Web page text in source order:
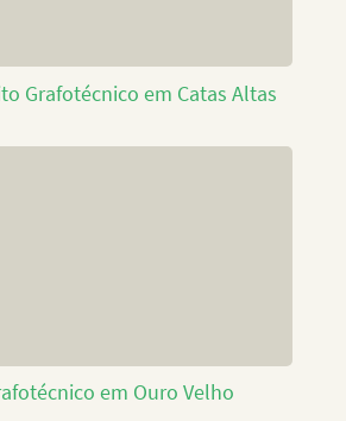
Grafotécnico em Catas Altas
em Ouro Velho